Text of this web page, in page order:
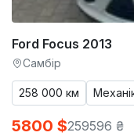
Ford Focus 2013
Самбір
258 000 км
5800 $259596 ₴